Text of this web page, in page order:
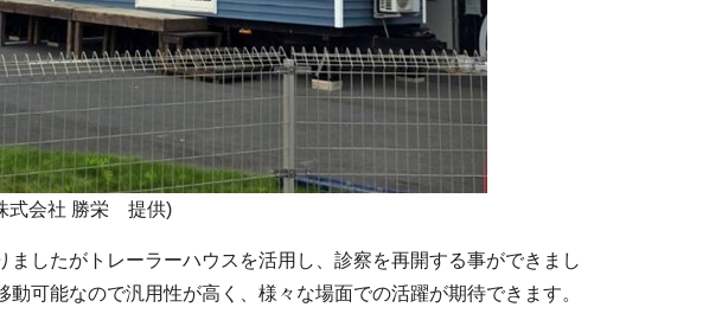
式会社 勝栄 提供)
したがトレーラーハウスを活用し、診察を再開する事ができまし
可能なので汎用性が高く、様々な場面での活躍が期待できます。